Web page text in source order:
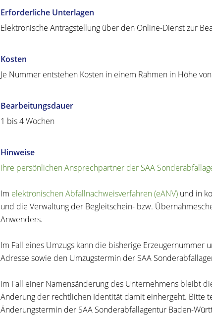
Erforderliche Unterlagen
Elektronische Antragstellung über den Online-Dienst zur
Kosten
Je Nummer entstehen Kosten in einem Rahmen in Höhe von
Bearbeitungsdauer
1 bis 4 Wochen
Hinweise
Ihre persönlichen Ansprechpartner der SAA
Im elektronischen Abfallnachweisverfahren (eANV) und in
und die Verwaltung der Begleitschein- bzw.
Anwenders.
Im Fall eines Umzugs kann die bisherige
Adresse sowie den Umzugstermin der SAA
Im Fall einer Namensänderung des Unternehmens bleibt
Änderung der rechtlichen Identität damit einhergeht. Bitte
Änderungstermin der SAA Sonderabfallagentur Baden-